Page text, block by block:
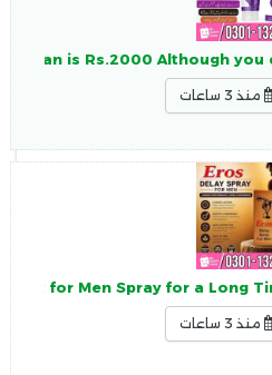
is Rs.2000 Although
منذ 3 ساعات
Best for Men Spray for a Long
منذ 3 ساعات